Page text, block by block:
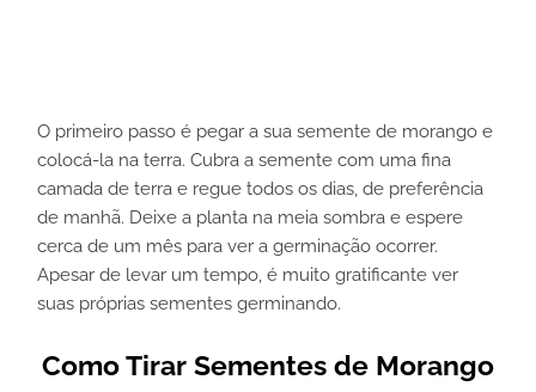
O primeiro passo é pegar a sua semente de morango e
colocá-la na terra. Cubra a semente com uma fina
camada de terra e regue todos os dias, de preferência
de manhã. Deixe a planta na meia sombra e espere
cerca de um mês para ver a germinação ocorrer.
Apesar de levar um tempo, é muito gratificante ver
suas próprias sementes germinando.
Como Tirar Sementes de Morango